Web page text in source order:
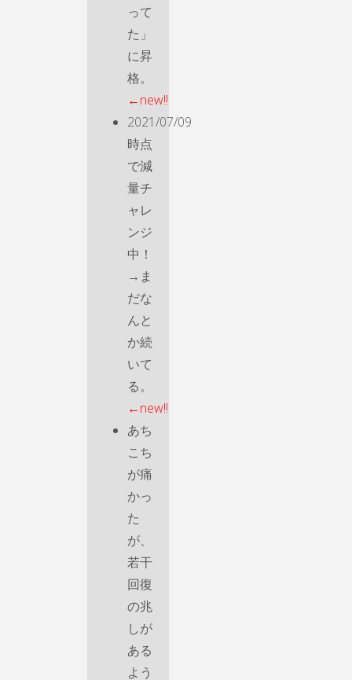
って
た」
に昇
格。
←new!!
2021/07/09
時点
で減
量チ
ャレ
ンジ
中！
→ま
だな
んと
か続
いて
る。
←new!!
あち
こち
が痛
かっ
た
が、
若干
回復
の兆
しが
ある
よう